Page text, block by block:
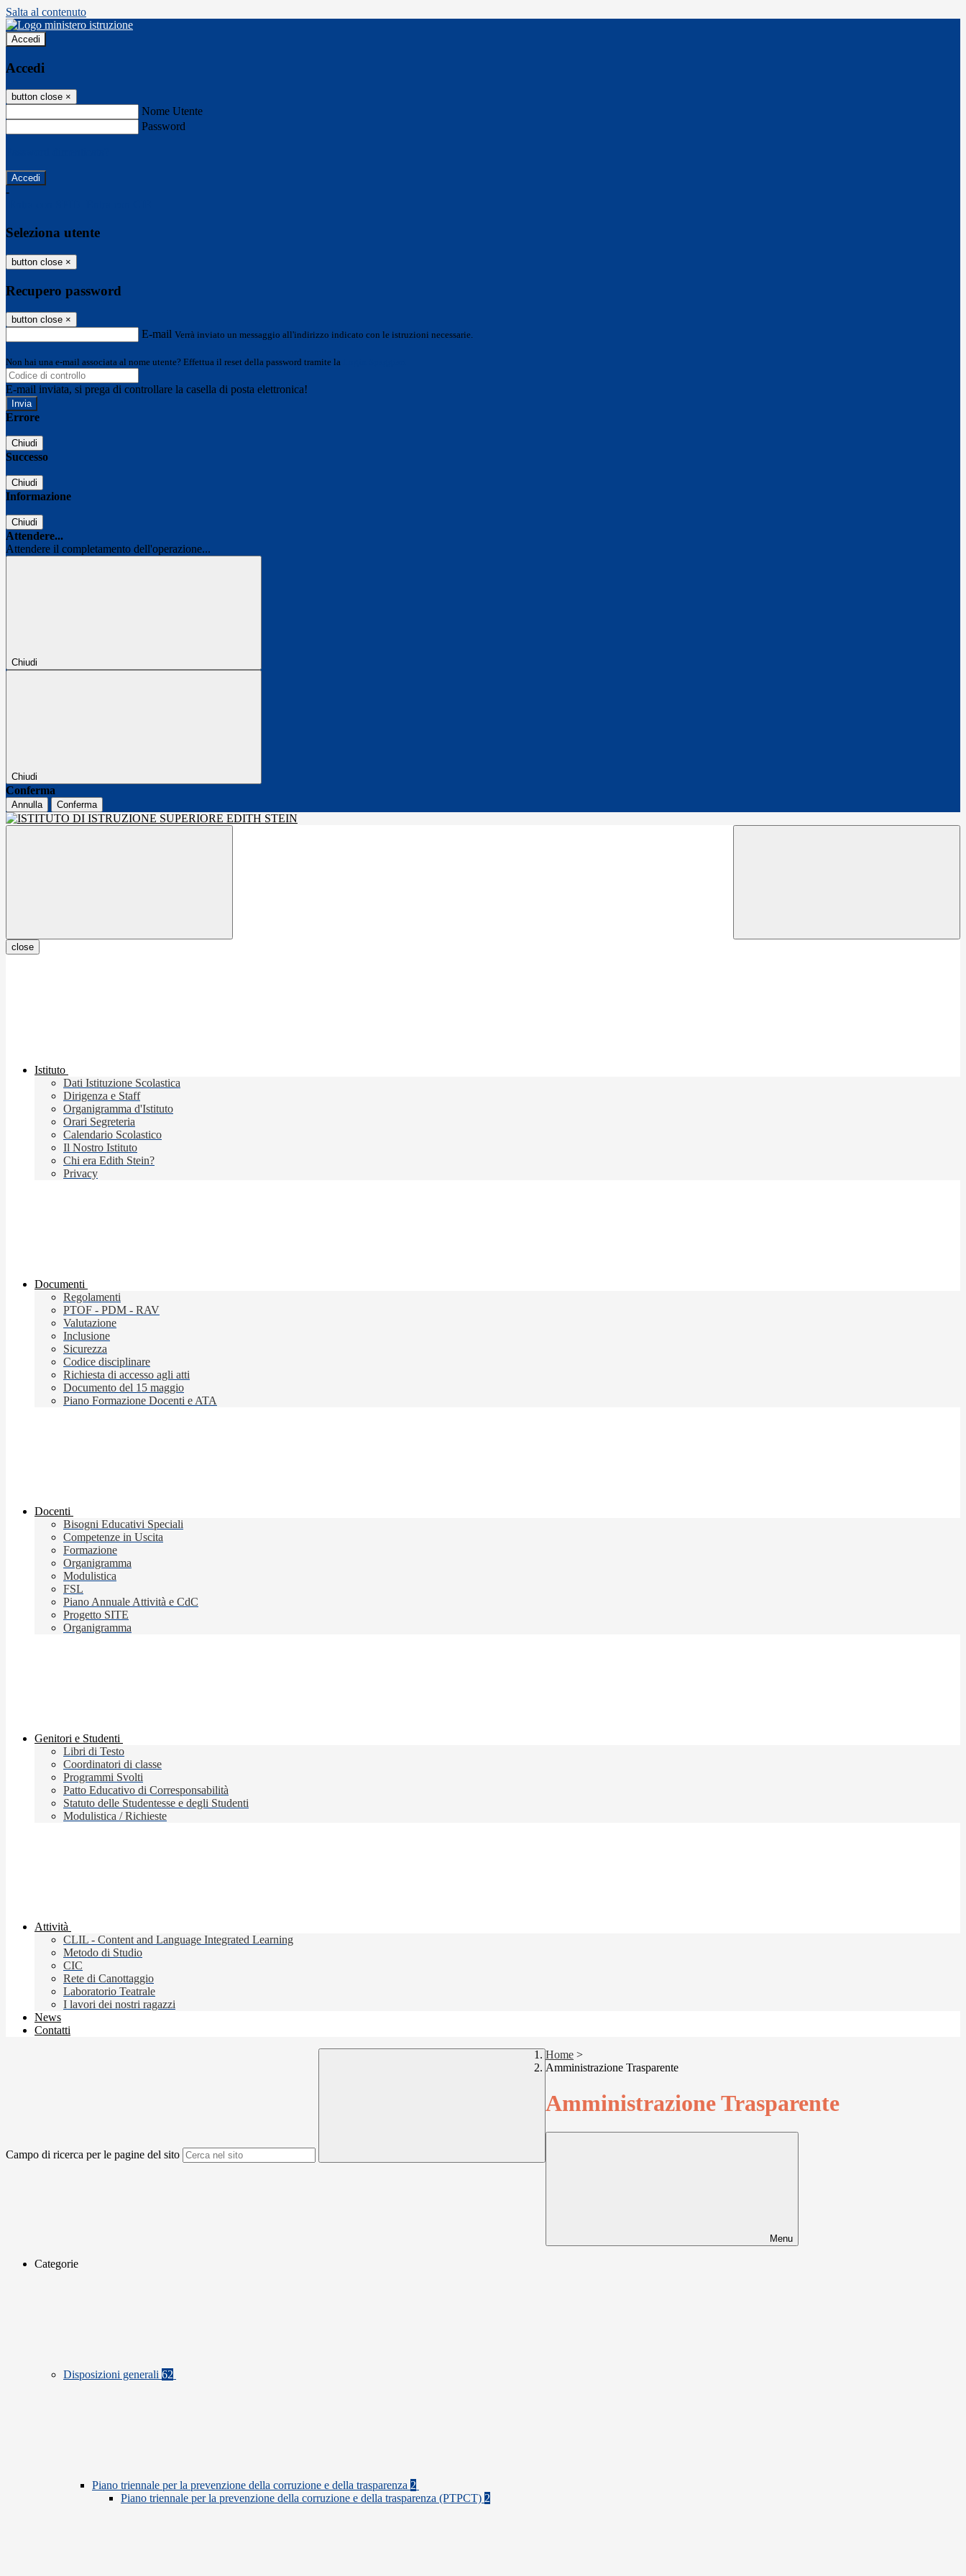
Salta al contenuto
Accedi
Accedi
button close ×
Nome Utente
Password
-
Seleziona utente
button close ×
Recupero password
button close ×
E-mail Verrà inviato un messaggio all'indirizzo indicato con le istruzioni necessarie.
Non hai una e-mail associata al nome utente? Effettua il reset della password tramite la
E-mail inviata, si prega di controllare la casella di posta elettronica!
Errore
Chiudi
Successo
Chiudi
Informazione
Chiudi
Attendere...
Attendere il completamento dell'operazione...
Chiudi
Chiudi
Conferma
Annulla Conferma
close
Istituto
Dati Istituzione Scolastica
Dirigenza e Staff
Organigramma d'Istituto
Orari Segreteria
Calendario Scolastico
Il Nostro Istituto
Chi era Edith Stein?
Privacy
Documenti
Regolamenti
PTOF - PDM - RAV
Valutazione
Inclusione
Sicurezza
Codice disciplinare
Richiesta di accesso agli atti
Documento del 15 maggio
Piano Formazione Docenti e ATA
Docenti
Bisogni Educativi Speciali
Competenze in Uscita
Formazione
Organigramma
Modulistica
FSL
Piano Annuale Attività e CdC
Progetto SITE
Organigramma
Genitori e Studenti
Libri di Testo
Coordinatori di classe
Programmi Svolti
Patto Educativo di Corresponsabilità
Statuto delle Studentesse e degli Studenti
Modulistica / Richieste
Attività
CLIL - Content and Language Integrated Learning
Metodo di Studio
CIC
Rete di Canottaggio
Laboratorio Teatrale
I lavori dei nostri ragazzi
News
Contatti
Campo di ricerca per le pagine del sito
Home >
Amministrazione Trasparente
Amministrazione Trasparente
Menu
Categorie
Disposizioni generali 62
Piano triennale per la prevenzione della corruzione e della trasparenza 2
Piano triennale per la prevenzione della corruzione e della trasparenza (PTPCT) 2